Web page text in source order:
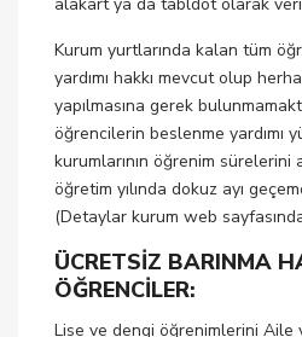
Kurum yurtlarında kalan tüm
yardımı hakkı mevcut olup
yapılmasına gerek
öğrencilerin beslenme yardımı
kurumlarının öğrenim sürelerini
öğretim yılında dokuz ayı
(Detaylar kurum web sayfasında
ÜCRETSİZ BARINMA
ÖĞRENCİLER:
Lise ve dengi öğrenimlerini Aile